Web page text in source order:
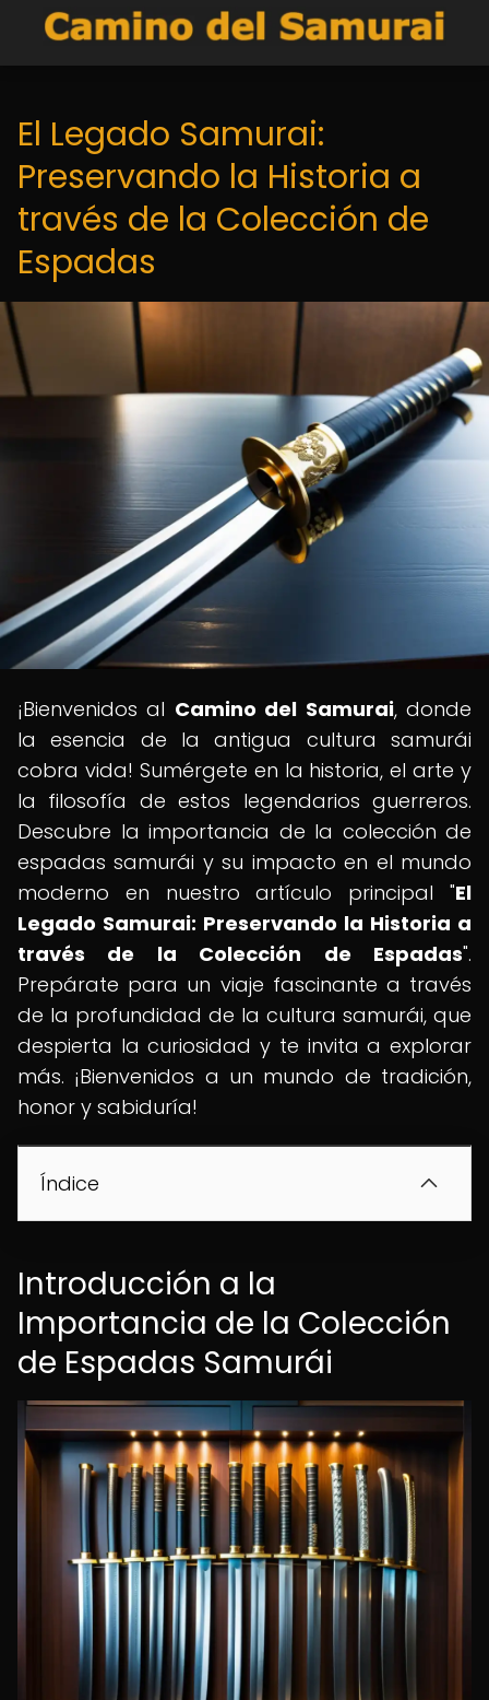
El Legado Samurai:
Preservando la Historia a
través de la Colección de
Espadas
¡Bienvenidos al Camino del Samurai, donde
la esencia de la antigua cultura samurái
cobra vida! Sumérgete en la historia, el arte y
la filosofía de estos legendarios guerreros.
Descubre la importancia de la colección de
espadas samurái y su impacto en el mundo
moderno en nuestro artículo principal "El
Legado Samurai: Preservando la Historia a
través de la Colección de Espadas".
Prepárate para un viaje fascinante a través
de la profundidad de la cultura samurái, que
despierta la curiosidad y te invita a explorar
más. ¡Bienvenidos a un mundo de tradición,
honor y sabiduría!
Índice
Introducción a la
Importancia de la Colección
de Espadas Samurái